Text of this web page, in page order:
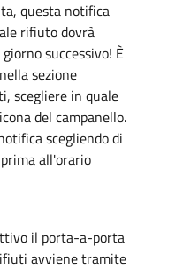
questa notifica
rifiuto dovrà
successivo! È
sezione
scegliere in quale
del campanello.
scegliendo di
all'orario
il porta-a-porta
avviene tramite